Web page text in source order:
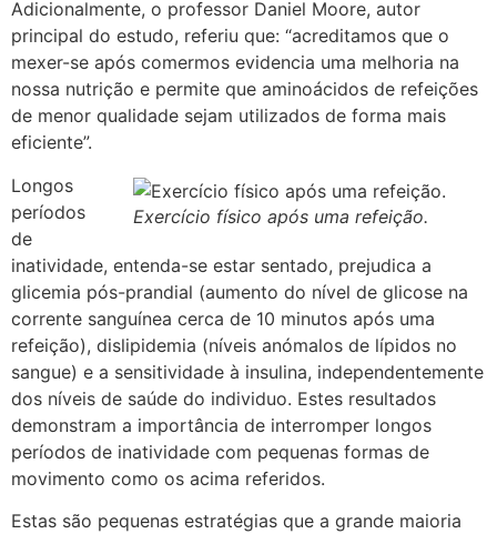
Adicionalmente, o professor Daniel Moore, autor
principal do estudo, referiu que: “acreditamos que o
mexer-se após comermos evidencia uma melhoria na
nossa nutrição e permite que aminoácidos de refeições
de menor qualidade sejam utilizados de forma mais
eficiente”.
Exercício físico após uma refeição.
Longos
períodos
de
inatividade, entenda-se estar sentado, prejudica a
glicemia pós-prandial (aumento do nível de glicose na
corrente sanguínea cerca de 10 minutos após uma
refeição), dislipidemia (níveis anómalos de lípidos no
sangue) e a sensitividade à insulina, independentemente
dos níveis de saúde do individuo. Estes resultados
demonstram a importância de interromper longos
períodos de inatividade com pequenas formas de
movimento como os acima referidos.
Estas são pequenas estratégias que a grande maioria